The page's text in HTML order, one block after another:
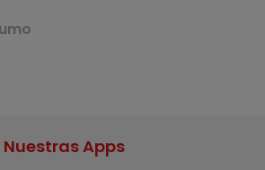
Nuestras Apps